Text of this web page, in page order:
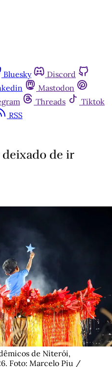
Bluesky
Discord
Mastodon
Threads
Tiktok
RSS
deixado de ir
de Niterói,
Foto: Marcelo Piu /